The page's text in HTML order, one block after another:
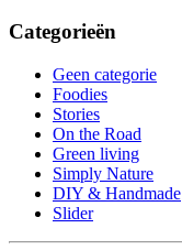
Categorieën
Geen categorie
Foodies
Stories
On the Road
Green living
Simply Nature
DIY & Handmade
Slider